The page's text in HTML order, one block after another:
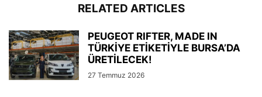
RELATED ARTICLES
PEUGEOT RIFTER, MADE IN
TÜRKİYE ETİKETİYLE BURSA’DA
ÜRETİLECEK!
27 Temmuz 2026